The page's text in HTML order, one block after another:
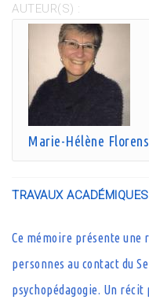
AUTEUR(S) :
Marie-Hélène
TRAVAUX ACADÉMIQUES
Ce mémoire présente une
personnes au contact du
psychopédagogie. Un